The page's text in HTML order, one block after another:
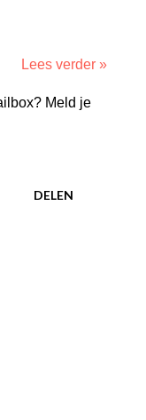
Lees verder »
Meld je
DELEN